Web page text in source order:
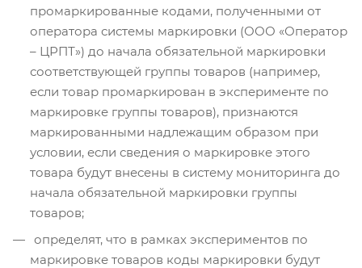
промаркированные кодами, полученными от
оператора системы маркировки (ООО «Оператор
– ЦРПТ») до начала обязательной маркировки
соответствующей группы товаров (например,
если товар промаркирован в эксперименте по
маркировке группы товаров), признаются
маркированными надлежащим образом при
условии, если сведения о маркировке этого
товара будут внесены в систему мониторинга до
начала обязательной маркировки группы
товаров;
определят, что в рамках экспериментов по
маркировке товаров коды маркировки будут